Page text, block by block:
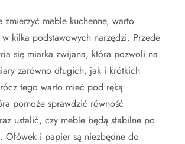
zmierzyć meble kuchenne, warto
kilka podstawowych narzędzi. Przede
się miarka zwijana, która pozwoli na
zarówno długich, jak i krótkich
tego warto mieć pod ręką
pomoże sprawdzić równość
ustalić, czy meble będą stabilne po
Ołówek i papier są niezbędne do